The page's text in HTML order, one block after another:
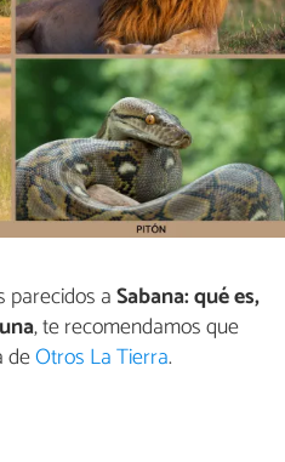
parecidos aSabana: qué es,
, te recomendamos que
deOtros La Tierra.